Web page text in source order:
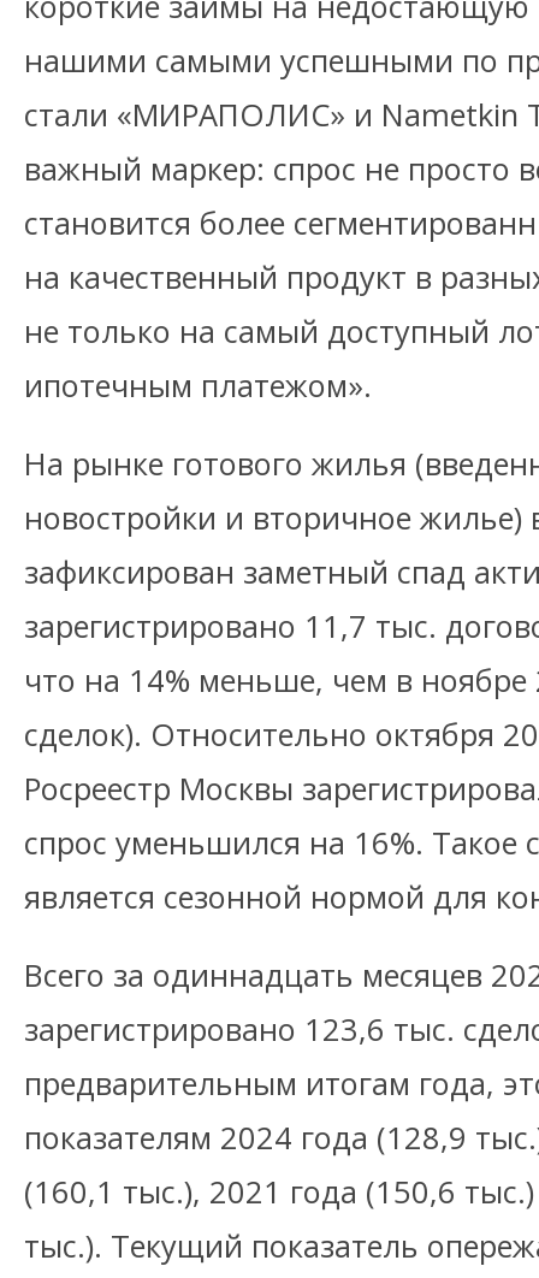
нашими самыми успешными по
стали «МИРАПОЛИС» и Nametkin
важный маркер: спрос не просто
становится более
на качественный продукт в
не только на самый доступный
ипотечным платежом».
На рынке готового жилья
новостройки и вторичное жилье)
зафиксирован заметный спад
зарегистрировано 11,7 тыс.
что на 14% меньше, чем в ноябре
сделок). Относительно октября
Росреестр Москвы
спрос уменьшился на 16%. Такое
является сезонной нормой для
Всего за одиннадцать месяцев
зарегистрировано 123,6 тыс.
предварительным итогам года,
показателям 2024 года (128,9
(160,1 тыс.), 2021 года (150,6
тыс.). Текущий показатель